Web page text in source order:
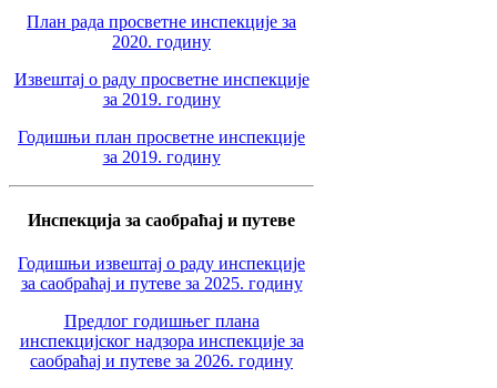
План рада просветне инспекције за
2020. годину
Извештај о раду просветне инспекције
за 2019. годину
Годишњи план просветне инспекције
за 2019. годину
Инспекција за саобраћај и путеве
Годишњи извештај о раду инспекције
за саобраћај и путеве за 2025. годину
Предлог годишњег плана
инспекцијског надзора инспекције за
саобраћај и путеве за 2026. годину